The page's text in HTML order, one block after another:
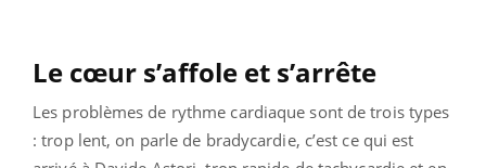
Le cœur s’affole et s’arrête
Les problèmes de rythme cardiaque sont de trois types
: trop lent, on parle de bradycardie, c’est ce qui est